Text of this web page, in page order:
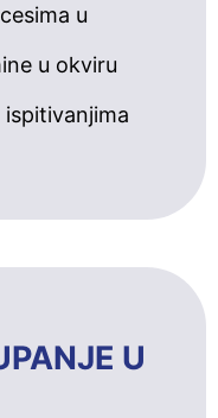
u
u okviru
U